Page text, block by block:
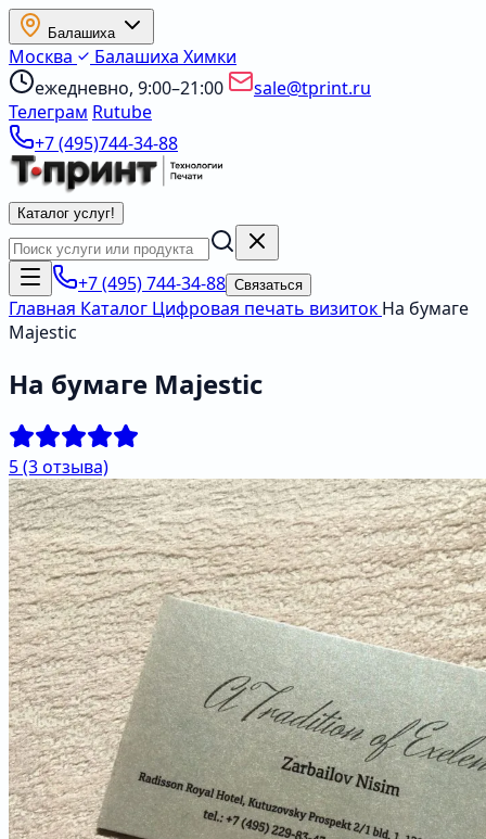
Балашиха
Москва Балашиха Химки
ежедневно, 9:00–21:00
sale@tprint.ru
Телеграм Rutube
+7 (495)744-34-88
Каталог услуг!
+7 (495) 744-34-88 Связаться
Главная Каталог Цифровая печать визиток На бумаге
Majestic
На бумаге Majestic
5(3 отзыва)